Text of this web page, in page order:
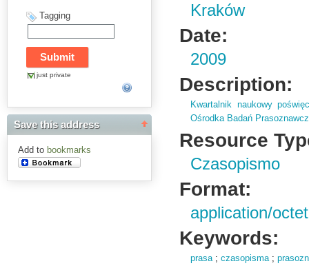
Tagging
just private
Save this address
Add to bookmarks
Kraków
Date:
2009
Description:
Kwartalnik naukowy
Ośrodka Badań
Resource
Czasopismo
Format:
application/
Keywords:
prasa;czasopisma;